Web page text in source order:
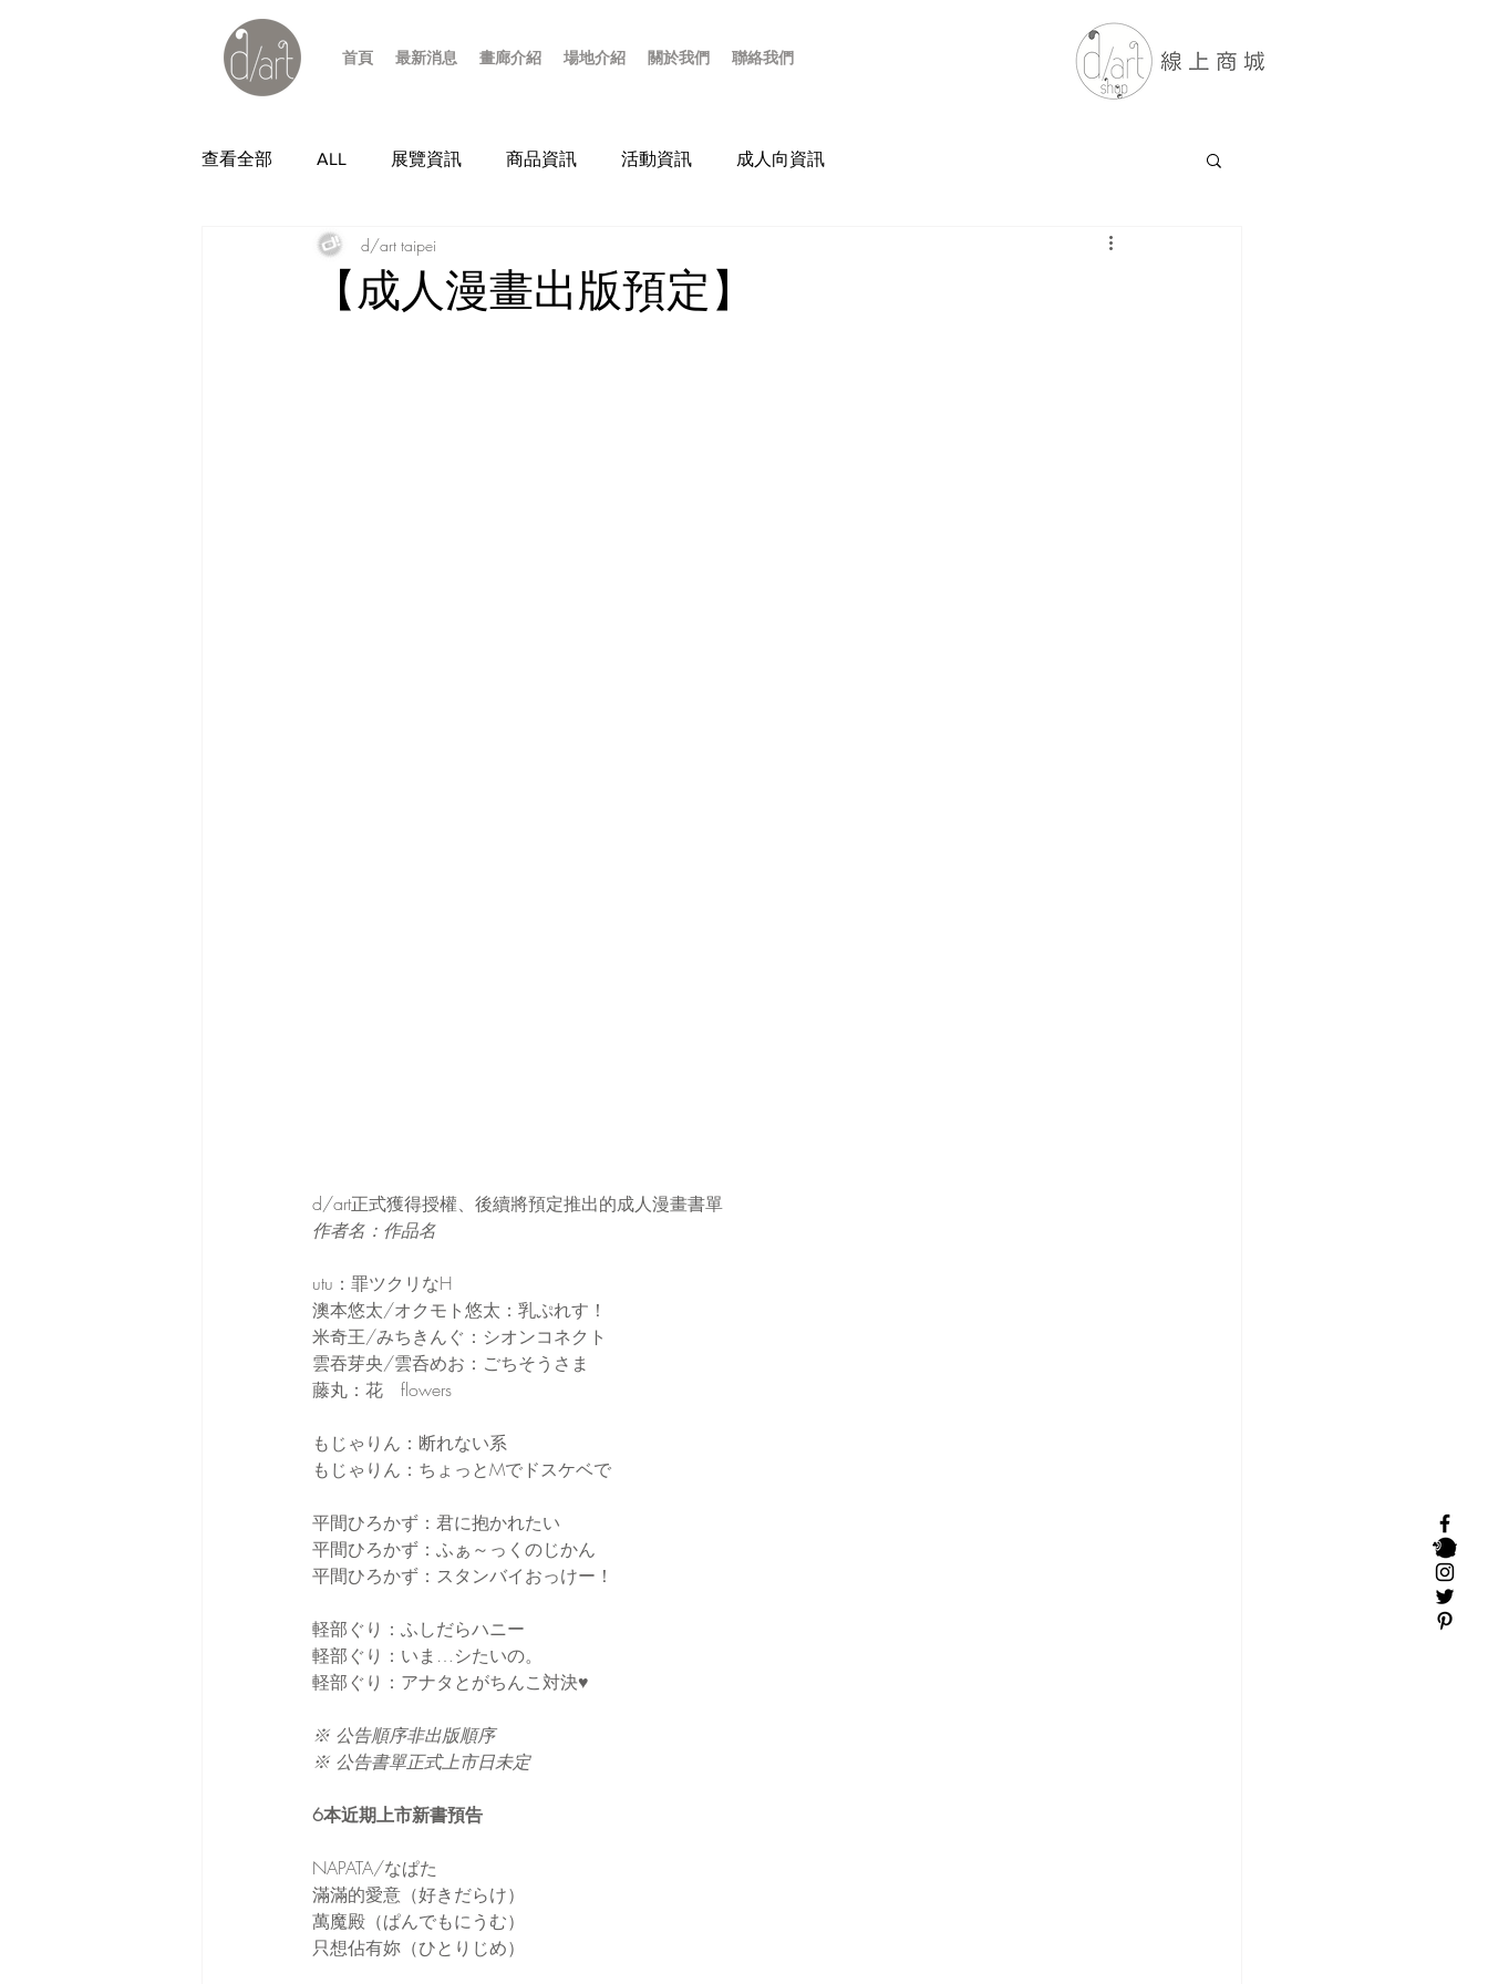
首頁 最新消息 畫廊介紹 場地介紹 關於我們 聯絡我們
查看全部 ALL 展覽資訊 商品資訊 活動資訊 成人向資訊
【成人漫畫出版預定】
d/art taipei
d/art正式獲得授權、後續將預定推出的成人漫畫書單
作者名：作品名
utu：罪ツクリなH
澳本悠太/オクモト悠太：乳ぷれす！
米奇王/みちきんぐ：シオンコネクト
雲吞芽央/雲呑めお：ごちそうさま
藤丸：花　flowers
もじゃりん：断れない系
もじゃりん：ちょっとMでドスケベで
平間ひろかず：君に抱かれたい
平間ひろかず：ふぁ～っくのじかん
平間ひろかず：スタンバイおっけー！
軽部ぐり：ふしだらハニー
軽部ぐり：いま…シたいの。
軽部ぐり：アナタとがちんこ対決♥
※ 公告順序非出版順序
※ 公告書單正式上市日未定
6本近期上市新書預告
NAPATA/なぱた
滿滿的愛意（好きだらけ）
萬魔殿（ぱんでもにうむ）
只想佔有妳（ひとりじめ）